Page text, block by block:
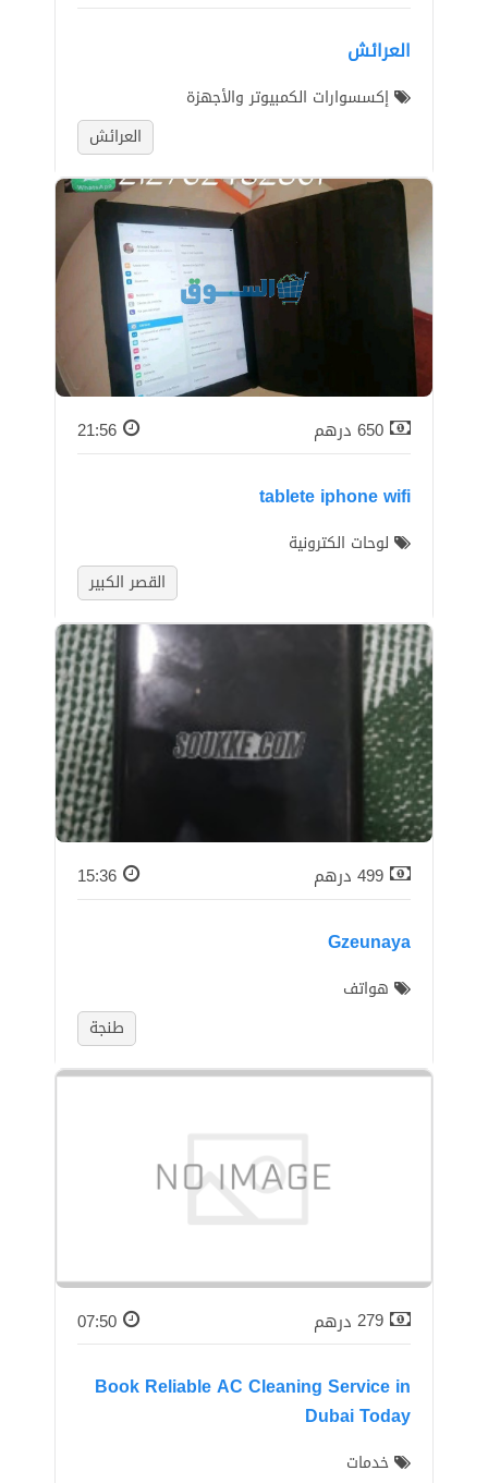
العرائش
إكسسوارات الكمبيوتر واﻷجهزة
العرائش
650 درهم 21:56
tablete iphone wifi
لوحات الكترونية
القصر الكبير
499 درهم 15:36
Gzeunaya
هواتف
طنجة
279 درهم 07:50
Book Reliable AC Cleaning Service in
Dubai Today
خدمات